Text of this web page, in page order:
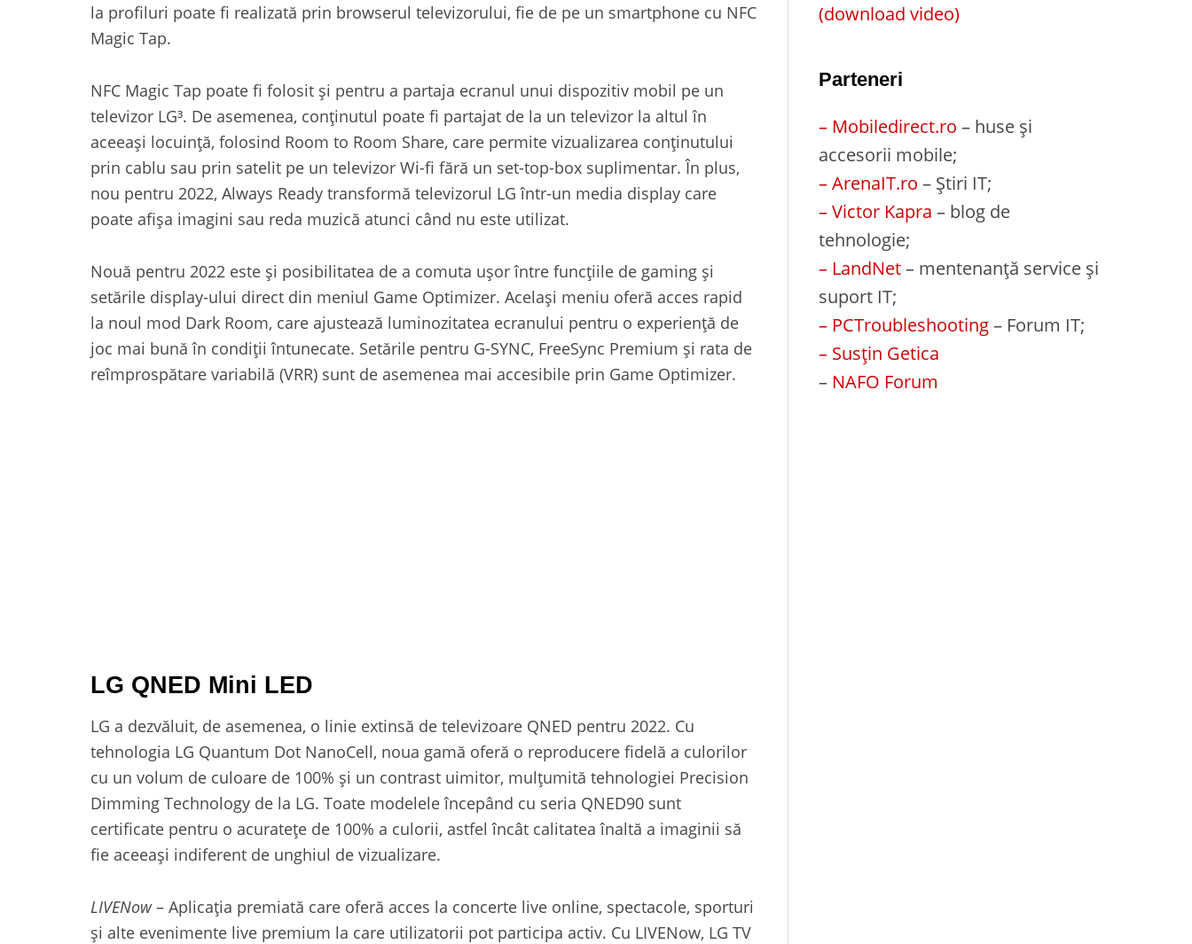
la profiluri poate fi realizată prin browserul televizorului, fie de pe un smartphone cu NFC
Magic Tap.
NFC Magic Tap poate fi folosit și pentru a partaja ecranul unui dispozitiv mobil pe un
televizor LG³. De asemenea, conținutul poate fi partajat de la un televizor la altul în
aceeași locuință, folosind Room to Room Share, care permite vizualizarea conținutului
prin cablu sau prin satelit pe un televizor Wi-fi fără un set-top-box suplimentar. În plus,
nou pentru 2022, Always Ready transformă televizorul LG într-un media display care
poate afișa imagini sau reda muzică atunci când nu este utilizat.
Nouă pentru 2022 este și posibilitatea de a comuta ușor între funcțiile de gaming și
setările display-ului direct din meniul Game Optimizer. Același meniu oferă acces rapid
la noul mod Dark Room, care ajustează luminozitatea ecranului pentru o experiență de
joc mai bună în condiții întunecate. Setările pentru G-SYNC, FreeSync Premium și rata de
reîmprospătare variabilă (VRR) sunt de asemenea mai accesibile prin Game Optimizer.
LG QNED Mini LED
LG a dezvăluit, de asemenea, o linie extinsă de televizoare QNED pentru 2022. Cu
tehnologia LG Quantum Dot NanoCell, noua gamă oferă o reproducere fidelă a culorilor
cu un volum de culoare de 100% și un contrast uimitor, mulțumită tehnologiei Precision
Dimming Technology de la LG. Toate modelele începând cu seria QNED90 sunt
certificate pentru o acuratețe de 100% a culorii, astfel încât calitatea înaltă a imaginii să
fie aceeași indiferent de unghiul de vizualizare.
LIVENow– Aplicația premiată care oferă acces la concerte live online, spectacole, sporturi
și alte evenimente live premium la care utilizatorii pot participa activ. Cu LIVENow, LG TV
(download video)
Parteneri
– Mobiledirect.ro – huse și
accesorii mobile;
– ArenaIT.ro – Știri IT;
– Victor Kapra – blog de
tehnologie;
– LandNet– mentenanță service și
suport IT;
– PCTroubleshooting– Forum IT;
– Susțin Getica
– NAFO Forum